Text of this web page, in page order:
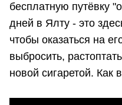
бесплатную путёвку
дней в Ялту - это
чтобы оказаться на
выбросить,
новой сигаретой. Как